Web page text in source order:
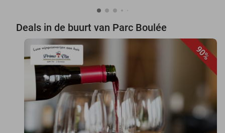
Deals in de buurt van Parc Boulée
90%